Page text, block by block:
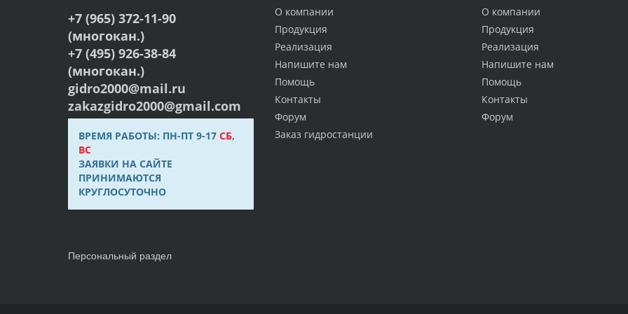
О компании
Продукция
Реализация
Напишите нам
Помощь
Контакты
Форум
О компании
Продукция
Реализация
Напишите нам
Помощь
Контакты
Форум
Заказ гидростанции
+7 (965) 372-11-90
(многокан.)
+7 (495) 926-38-84
(многокан.)
gidro2000@mail.ru
zakazgidro2000@gmail.com
ВРЕМЯ РАБОТЫ: ПН-ПТ 9-17СБ,
ВС
ЗАЯВКИ НА САЙТЕ
ПРИНИМАЮТСЯ
КРУГЛОСУТОЧНО
Персональный раздел